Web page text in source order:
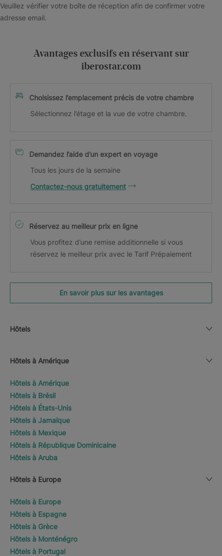
Veuillez vérifier votre boîte de réception afin de confirmer votre
adresse email.
Avantages exclusifs en réservant sur
iberostar.com
Choisissez l’emplacement précis de votre chambre
Sélectionnez l’étage et la vue de votre chambre.
Demandez l’aide d’un expert en voyage
Tous les jours de la semaine
Contactez-nous gratuitement
Réservez au meilleur prix en ligne
Vous profitez d’une remise additionnelle si vous
réservez le meilleur prix avec le Tarif Prépaiement
En savoir plus sur les avantages
Hôtels
Hôtels à Amérique
Hôtels à Amérique
Hôtels à Brésil
Hôtels à États-Unis
Hôtels à Jamaïque
Hôtels à Mexique
Hôtels à République Dominicaine
Hôtels à Aruba
Hôtels à Europe
Hôtels à Europe
Hôtels à Espagne
Hôtels à Grèce
Hôtels à Monténégro
Hôtels à Portugal